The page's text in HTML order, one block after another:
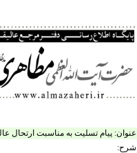
عنوان: پیام تسلیت به مناسبت
شرح: